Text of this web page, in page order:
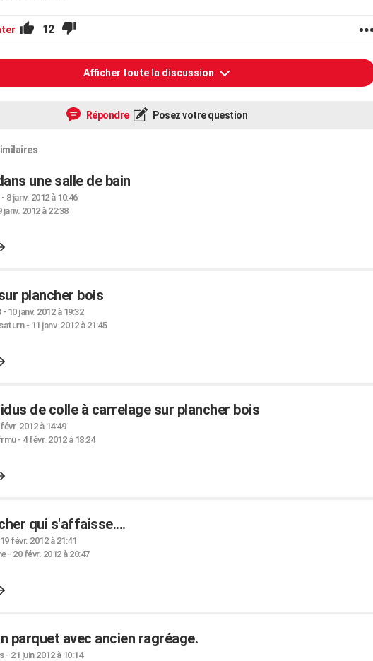
12
Afficher toute la discussion
Répondre Posez votre question
une salle de bain
- 8 janv. 2012 à 10:46
janv. 2012 à 22:38
plancher bois
- 10 janv. 2012 à 19:32
- 11 janv. 2012 à 21:45
de colle à carrelage sur plancher bois
2012 à 14:49
- 4 févr. 2012 à 18:24
qui s'affaisse....
19 févr. 2012 à 21:41
- 20 févr. 2012 à 20:47
parquet avec ancien ragréage.
- 21 juin 2012 à 10:14